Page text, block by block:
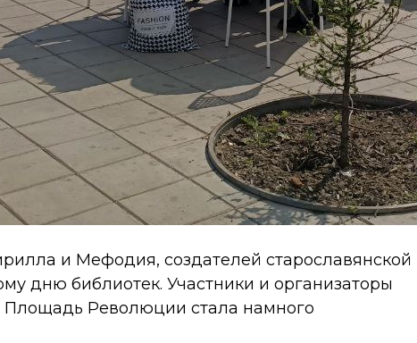
и Мефодия, создателей старославянской
дню библиотек. Участники и организаторы
Площадь Революции стала намного